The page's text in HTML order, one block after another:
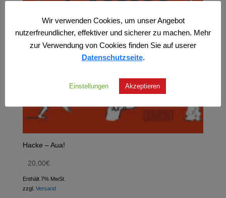
Hacke – Aua!
20,00€
Enthält 7% MwSt.
zzgl. Versand
Wir verwenden Cookies, um unser Angebot
nutzerfreundlicher, effektiver und sicherer zu machen. Mehr
zur Verwendung von Cookies finden Sie auf userer
Datenschutzseite.
Einstellungen Akzeptieren